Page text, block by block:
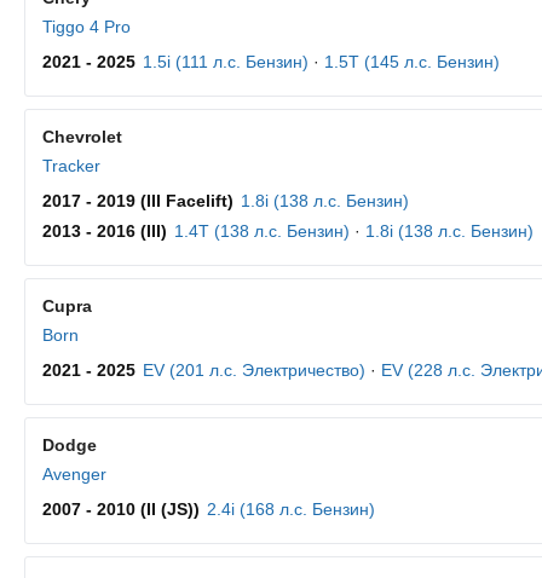
Tiggo 4 Pro
2021 - 2025 1.5i (111 л.с. Бензин) · 1.5T (145 л.с. Бензин)
Chevrolet
Tracker
2017 - 2019 (III Facelift) 1.8i (138 л.с. Бензин)
2013 - 2016 (III) 1.4T (138 л.с. Бензин) · 1.8i (138 л.с. Бензин)
Cupra
Born
2021 - 2025 EV (201 л.с. Электричество) · EV (228 л.с.
Dodge
Avenger
2007 - 2010 (II (JS)) 2.4i (168 л.с. Бензин)